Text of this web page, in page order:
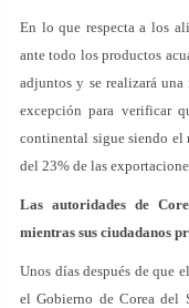
En lo que respecta a los
ante todo los productos
adjuntos y se realizará
excepción para verificar
continental sigue siendo el
del 23% de las
Las autoridades de
mientras sus ciudadanos
Unos días después de que
el Gobierno de Corea del